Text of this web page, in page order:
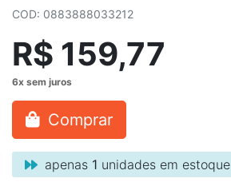
COD: 0883888033212
R$ 159,77
Comprar
apenas 1 unidades em estoque